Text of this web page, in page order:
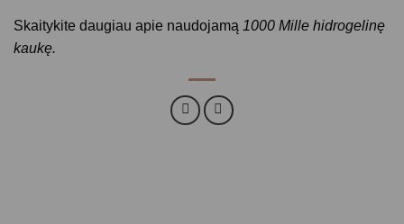
Skaitykite daugiau apie naudojamą 1000 Mille hidrogelinę
kaukę.